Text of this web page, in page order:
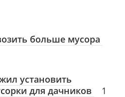
больше мусора
установить
для дачников
1